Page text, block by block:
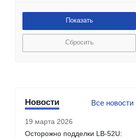
Сбросить
Новости Все новости
19 марта 2026
Осторожно подделки LB-52U: